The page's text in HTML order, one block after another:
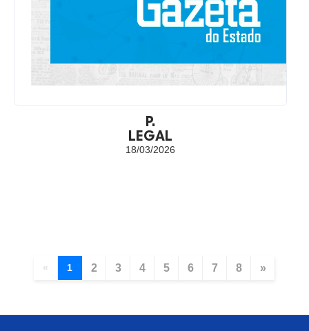
P.
LEGAL
18/03/2026
« 1 2 3 4 5 6 7 8 »